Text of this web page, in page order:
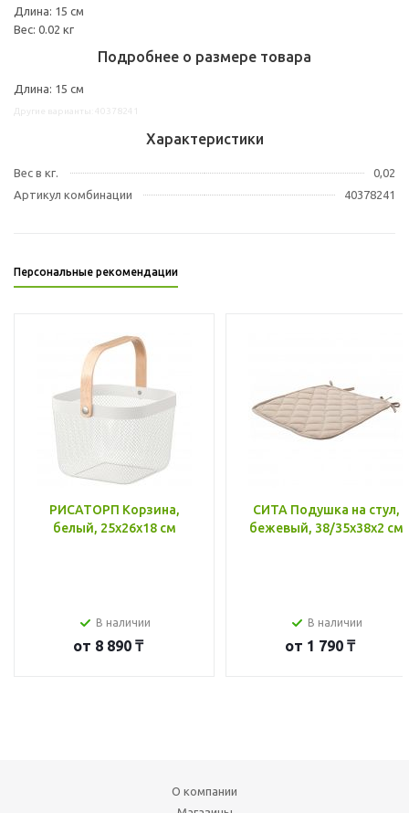
Длина: 15 см
Вес: 0.02 кг
Подробнее о размере товара
Длина: 15 см
Характеристики
Вес в кг.
0,02
Артикул комбинации
40378241
Персональные рекомендации
РИСАТОРП Корзина,
белый, 25x26x18 см
В наличии
от 8 890 ₸
СИТА Подушка на стул,
бежевый, 38/35x38x2 см
В наличии
от 1 790 ₸
О компании